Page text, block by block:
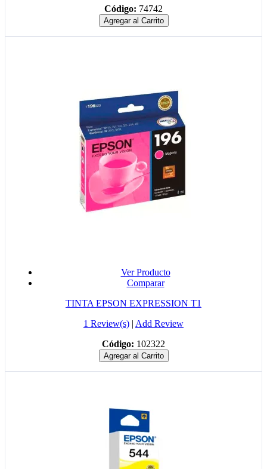
Código: 74742
Agregar al Carrito
Ver Producto
Comparar
TINTA EPSON EXPRESSION T1
1 Review(s) | Add Review
Código: 102322
Agregar al Carrito